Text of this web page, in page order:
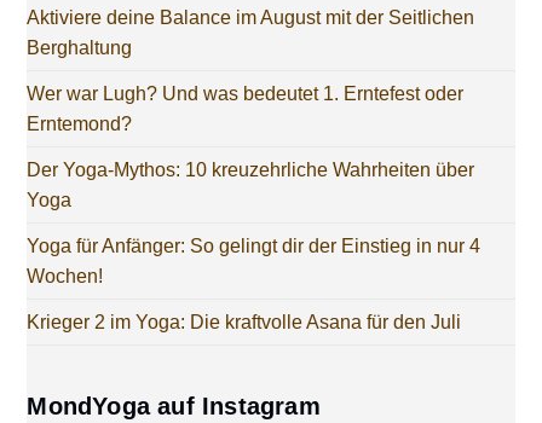
Aktiviere deine Balance im August mit der Seitlichen
Berghaltung
Wer war Lugh? Und was bedeutet 1. Erntefest oder
Erntemond?
Der Yoga-Mythos: 10 kreuzehrliche Wahrheiten über
Yoga
Yoga für Anfänger: So gelingt dir der Einstieg in nur 4
Wochen!
Krieger 2 im Yoga: Die kraftvolle Asana für den Juli
MondYoga auf Instagram